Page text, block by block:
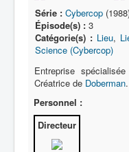
Série : Cybercop
Épisode(s) : 3
Catégorie(s) : Lieu,
Science (Cybercop)
Entreprise
Créatrice de Doberman.
Personnel :
Directeur